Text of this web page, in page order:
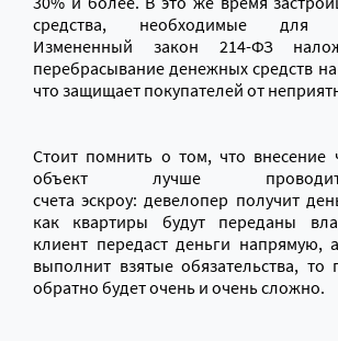
средства, необходимые для
Измененный закон 214-ФЗ
перебрасывание денежных средств
что защищает покупателей от
Стоит помнить о том, что внесение
объект лучше
счета эскроу: девелопер получит
как квартиры будут переданы
клиент передаст деньги напрямую,
выполнит взятые обязательства, то
обратно будет очень и очень сложно.